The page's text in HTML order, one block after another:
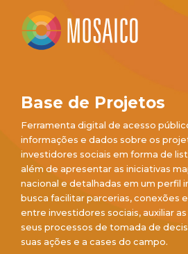
Base de Projetos
Ferramenta digital de acesso
informações e dados sobre os
investidores sociais em forma de
além de apresentar as iniciativas
nacional e detalhadas em um perfil
busca facilitar parcerias, conexões
entre investidores sociais, auxiliar
seus processos de tomada de
suas ações e a cases do campo.